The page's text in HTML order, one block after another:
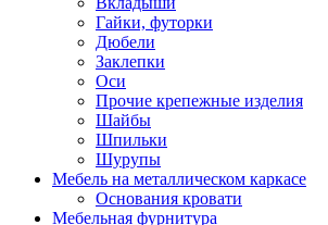
Гайки, футорки
Дюбели
Заклепки
Оси
Прочие крепежные изделия
Шайбы
Шпильки
Шурупы
Мебель на металлическом каркасе
Основания кровати
Мебельная фурнитура